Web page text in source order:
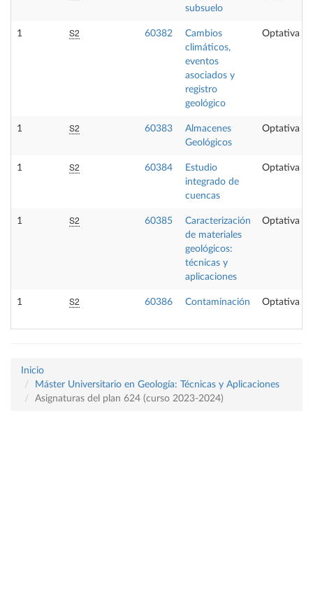
subsuelo
1 S2 60382
Cambios
climáticos,
eventos
asociados y
registro
geológico
Optativa
1 S2 60383
Almacenes
Geológicos
Optativa
1 S2 60384
Estudio
integrado de
cuencas
Optativa
1 S2 60385
Caracterización
de materiales
geológicos:
técnicas y
aplicaciones
Optativa
1 S2 60386 Contaminación Optativa
Inicio
Máster Universitario en Geología: Técnicas y Aplicaciones
Asignaturas del plan 624 (curso 2023-2024)